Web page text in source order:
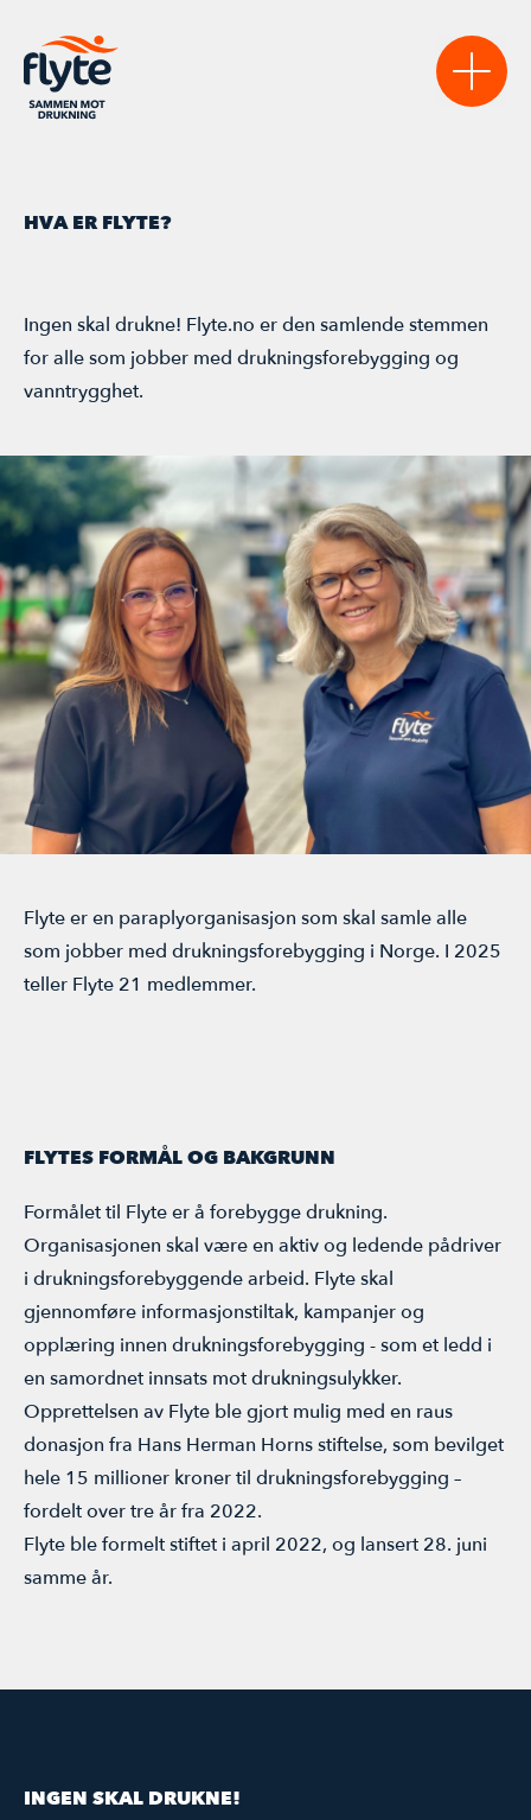
Sikre
NASJONAL VERKTØYKASSE
VANNTRYGGE BARNEHAGER
AKTUELT
STATISTIKK & RAPPORTER
Bidra
BLI MEDLEM
Møte
FLYTEKONFERANSEN 2026
ÅRSMØTE
HVA ER FLYTE?
Ingen skal drukne! Flyte.no er den samlende stemmen
for alle som jobber med drukningsforebygging og
vanntrygghet.
Flyte er en paraplyorganisasjon som skal samle alle
som jobber med drukningsforebygging i Norge. I 2025
teller Flyte 21 medlemmer.
FLYTES FORMÅL OG BAKGRUNN
Formålet til Flyte er å forebygge drukning.
Organisasjonen skal være en aktiv og ledende pådriver
i drukningsforebyggende arbeid. Flyte skal
gjennomføre informasjonstiltak, kampanjer og
opplæring innen drukningsforebygging - som et ledd i
en samordnet innsats mot drukningsulykker.
Opprettelsen av Flyte ble gjort mulig med en raus
donasjon fra Hans Herman Horns stiftelse, som bevilget
hele 15 millioner kroner til drukningsforebygging –
fordelt over tre år fra 2022.
Flyte ble formelt stiftet i april 2022, og lansert 28. juni
samme år.
INGEN SKAL DRUKNE!